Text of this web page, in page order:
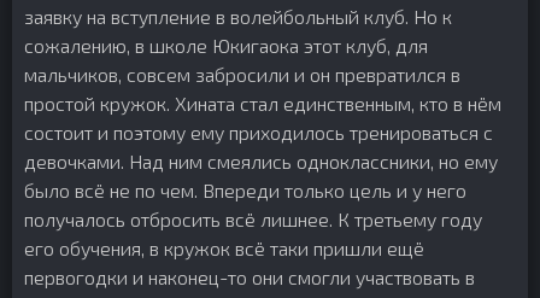
заявку на вступление в волейбольный клуб. Но к
сожалению, в школе Юкигаока этот клуб, для
мальчиков, совсем забросили и он превратился в
простой кружок. Хината стал единственным, кто в нём
состоит и поэтому ему приходилось тренироваться с
девочками. Над ним смеялись одноклассники, но ему
было всё не по чем. Впереди только цель и у него
получалось отбросить всё лишнее. К третьему году
его обучения, в кружок всё таки пришли ещё
первогодки и наконец-то они смогли участвовать в